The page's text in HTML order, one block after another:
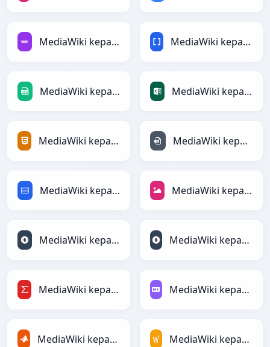
MediaWiki kepada Avro MediaWiki kepada BBCode
MediaWiki kepada CSV MediaWiki kepada Excel
MediaWiki kepada HTML MediaWiki kepada INI
MediaWiki kepada SQL MediaWiki kepada JPEG
MediaWiki kepada JSON MediaWiki kepada JSONLines
MediaWiki kepada LaTeX MediaWiki kepada Markdown
MediaWiki kepada MATLAB MediaWiki kepada MediaWiki